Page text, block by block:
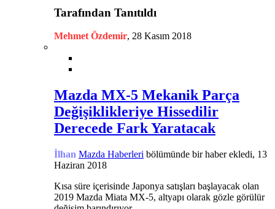
Tarafından Tanıtıldı
Mehmet Özdemir, 28 Kasım 2018
Mazda MX-5 Mekanik Parça
Değişiklikleriye Hissedilir
Derecede Fark Yaratacak
İlhan Mazda Haberleri bölümünde bir haber ekledi, 13
Haziran 2018
Kısa süre içerisinde Japonya satışları başlayacak olan
2019 Mazda Miata MX-5, altyapı olarak gözle görülür